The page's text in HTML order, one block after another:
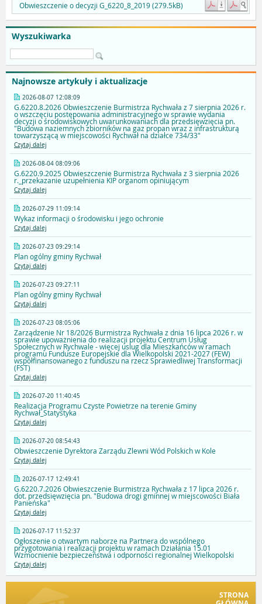
Wyszukiwarka
Najnowsze artykuły i aktualizacje
2026-08-07 12:08:09
G.6220.8.2026 Obwieszczenie Burmistrza Rychwała z 7 sierpnia 2026 r.
o wszczęciu postępowania administracyjnego w sprawie wydania
decyzji o środowiskowych uwarunkowaniach dla przedsięwzięcia pn.
"Budowa naziemnych zbiorników na gaz propan wraz z infrastrukturą
towarzyszącą w miejscowości Rychwał na działce 734/33"
Czytaj dalej
2026-08-04 08:09:06
G.6220.9.2025 Obwieszczenie Burmistrza Rychwała z 3 sierpnia 2026
r._przekazanie uzupełnienia KIP organom opiniującym
Czytaj dalej
2026-07-29 11:09:14
Wykaz informacji o środowisku i jego ochronie
Czytaj dalej
2026-07-23 09:29:14
Plan ogólny gminy Rychwał
Czytaj dalej
2026-07-23 09:27:11
Plan ogólny gminy Rychwał
Czytaj dalej
2026-07-23 08:05:06
Zarządzenie Nr 18/2026 Burmistrza Rychwała z dnia 16 lipca 2026 r. w
sprawie upoważnienia do realizacji projektu Centrum Usług
Społecznych w Rychwale - więcej uslug dla Mieszkańców w ramach
programu Fundusze Europejskie dla Wielkopolski 2021-2027 (FEW)
współfinansowanego z funduszu na rzecz Sprawiedliwej Transformacji
(FST)
Czytaj dalej
2026-07-20 11:40:45
Realizacja Programu Czyste Powietrze na terenie Gminy
Rychwał_Statystyka
Czytaj dalej
2026-07-20 08:54:43
Obwieszczenie Dyrektora Zarządu Zlewni Wód Polskich w Kole
Czytaj dalej
2026-07-17 12:49:41
G.6220.7.2026 Obwieszczenie Burmistrza Rychwała z 17 lipca 2026 r.
dot. przedsięwzięcia pn. "Budowa drogi gminnej w miejscowości Biała
Panieńska"
Czytaj dalej
2026-07-17 11:52:37
Ogłoszenie o otwartym naborze na Partnera do wspólnego
przygotowania i realizacji projektu w ramach Działania 15.01
Wzmocnienie bezpieczeństwa i odporności regionalnej Wielkopolski
Czytaj dalej
STRONA
Obwieszczenie o decyzji G_6220_8_2019 (279.5kB)